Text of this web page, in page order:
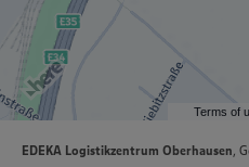
Terms of
EDEKA Logistikzentrum Oberhausen,